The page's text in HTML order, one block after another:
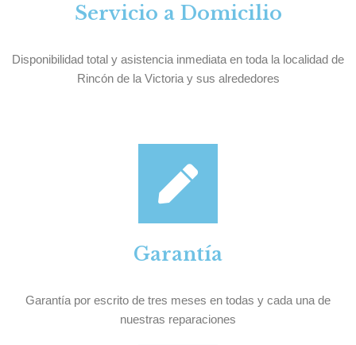
Servicio a Domicilio
Disponibilidad total y asistencia inmediata en toda la localidad de
Rincón de la Victoria y sus alrededores
Garantía
Garantía por escrito de tres meses en todas y cada una de
nuestras reparaciones